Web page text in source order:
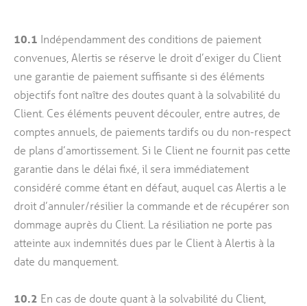
10.1 Indépendamment des conditions de paiement
convenues, Alertis se réserve le droit d’exiger du Client
une garantie de paiement suffisante si des éléments
objectifs font naître des doutes quant à la solvabilité du
Client. Ces éléments peuvent découler, entre autres, de
comptes annuels, de paiements tardifs ou du non-respect
de plans d’amortissement. Si le Client ne fournit pas cette
garantie dans le délai fixé, il sera immédiatement
considéré comme étant en défaut, auquel cas Alertis a le
droit d’annuler/résilier la commande et de récupérer son
dommage auprès du Client. La résiliation ne porte pas
atteinte aux indemnités dues par le Client à Alertis à la
date du manquement.
10.2 En cas de doute quant à la solvabilité du Client,